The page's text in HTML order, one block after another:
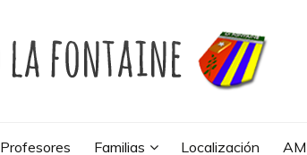
Profesores Familias Localización